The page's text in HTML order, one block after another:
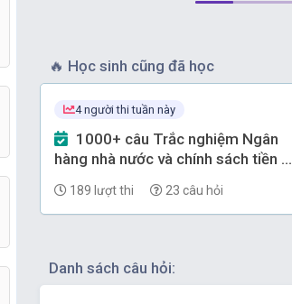
🔥 Học sinh cũng đã học
4 người thi tuần này
hàng nhà nước và chính sách tiền tệ
189 lượt thi 23 câu hỏi
Danh sách câu hỏi: